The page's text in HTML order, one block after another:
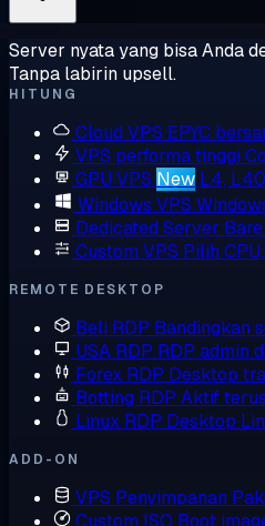
Server nyata yang bisa Anda
Tanpa labirin upsell.
HITUNG
Cloud VPS EPYC
VPS performa tinggi
GPU VPS New L4,
Windows VPS
Dedicated Server
Custom VPS Pilih
REMOTE DESKTOP
Beli RDP Bandingkan
USA RDP RDP admin
Forex RDP Desktop
Botting RDP Aktif
Linux RDP Desktop
ADD-ON
VPS Penyimpanan
Custom ISO Boot